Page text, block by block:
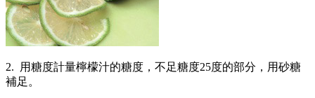
2. 用糖度計量檸檬汁的糖度，不足糖度25度的部分，用砂糖
補足。